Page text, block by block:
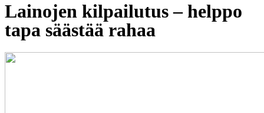
Lainojen kilpailutus – helppo
tapa säästää rahaa